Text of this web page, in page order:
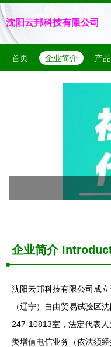
沈阳云邦科技有限公司
首页 企业简介 产
企业简介
沈阳云邦科技有限公司成
（辽宁）自由贸易试验区
247-10813室，法定代表
类增值电信业务（依法须